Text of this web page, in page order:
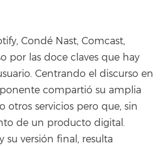
Condé Nast, Comcast,
por las doce claves que hay
Centrando el discurso en
compartió su amplia
otros servicios pero que, sin
de un producto digital.
versión final, resulta